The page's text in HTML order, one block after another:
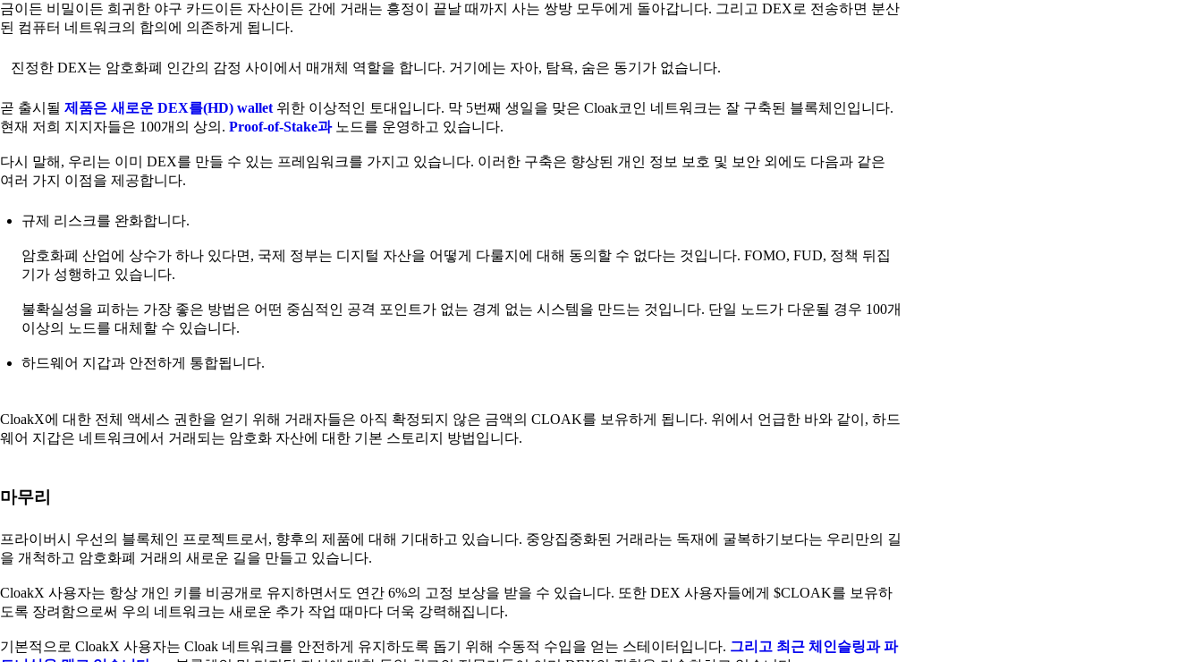
금이든 비밀이든 희귀한 야구 카드이든 자산이든 간에 거래는 흥정이 끝날 때까지 사는 쌍방 모두에게 돌아갑니다. 그리고 DEX로 전송하면 분산
된 컴퓨터 네트워크의 합의에 의존하게 됩니다.
진정한 DEX는 암호화폐 인간의 감정 사이에서 매개체 역할을 합니다. 거기에는 자아, 탐욕, 숨은 동기가 없습니다.
곧 출시될 제품은 새로운 DEX를(HD) wallet 위한 이상적인 토대입니다. 막 5번째 생일을 맞은 Cloak코인 네트워크는 잘 구축된 블록체인입니다.
현재 저희 지지자들은 100개의 상의. Proof-of-Stake과노드를 운영하고 있습니다.
다시 말해, 우리는 이미 DEX를 만들 수 있는 프레임워크를 가지고 있습니다. 이러한 구축은 향상된 개인 정보 보호 및 보안 외에도 다음과 같은
여러 가지 이점을 제공합니다.
규제 리스크를 완화합니다.
암호화폐 산업에 상수가 하나 있다면, 국제 정부는 디지털 자산을 어떻게 다룰지에 대해 동의할 수 없다는 것입니다. FOMO, FUD, 정책 뒤집
기가 성행하고 있습니다.
불확실성을 피하는 가장 좋은 방법은 어떤 중심적인 공격 포인트가 없는 경계 없는 시스템을 만드는 것입니다. 단일 노드가 다운될 경우 100개
이상의 노드를 대체할 수 있습니다.
하드웨어 지갑과 안전하게 통합됩니다.
CloakX에 대한 전체 액세스 권한을 얻기 위해 거래자들은 아직 확정되지 않은 금액의 CLOAK를 보유하게 됩니다. 위에서 언급한 바와 같이, 하드
웨어 지갑은 네트워크에서 거래되는 암호화 자산에 대한 기본 스토리지 방법입니다.
마무리
프라이버시 우선의 블록체인 프로젝트로서, 향후의 제품에 대해 기대하고 있습니다. 중앙집중화된 거래라는 독재에 굴복하기보다는 우리만의 길
을 개척하고 암호화폐 거래의 새로운 길을 만들고 있습니다.
CloakX 사용자는 항상 개인 키를 비공개로 유지하면서도 연간 6%의 고정 보상을 받을 수 있습니다. 또한 DEX 사용자들에게 $CLOAK를 보유하
도록 장려함으로써 우의 네트워크는 새로운 추가 작업 때마다 더욱 강력해집니다.
기본적으로 CloakX 사용자는 Cloak 네트워크를 안전하게 유지하도록 돕기 위해 수동적 수입을 얻는 스테이터입니다. 그리고 최근 체인슬링과 파